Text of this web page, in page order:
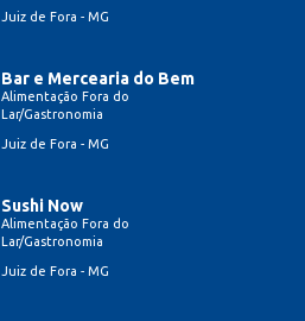
Juiz de Fora - MG
Bar e Mercearia do Bem
Alimentação Fora do
Lar/Gastronomia
Juiz de Fora - MG
Sushi Now
Alimentação Fora do
Lar/Gastronomia
Juiz de Fora - MG